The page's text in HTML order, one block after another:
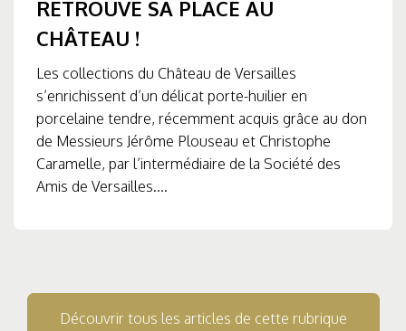
RETROUVE SA PLACE AU
CHÂTEAU !
Les collections du Château de Versailles
s’enrichissent d’un délicat porte-huilier en
porcelaine tendre, récemment acquis grâce au don
de Messieurs Jérôme Plouseau et Christophe
Caramelle, par l’intermédiaire de la Société des
Amis de Versailles....
Découvrir tous les articles de cette rubrique